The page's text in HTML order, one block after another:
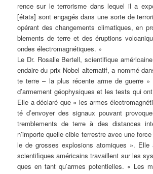
rence sur le ter­ro­ris­me dans lequel il a
[états] sont enga­gés dans une sor­te de
opé­rant des chan­ge­ments cli­ma­ti­ques, en
blem­ents de terre et des érup­ti­ons
ondes électromagnétiques. »
Le Dr. Rosa­lie Ber­tell, sci­en­ti­fi­que
en­d­ai­re du prix Nobel alter­na­tif, a nom­mé
te terre – la plus récen­te arme de guer­re
d’armement géo­phy­si­ques et les tests qui
Elle a décla­ré que « les armes
té d’envoyer des signaux pou­vant
trem­blem­ents de terre à des distances
n’importe quel­le cib­le ter­rest­re avec une
le de gros­ses explo­si­ons ato­mi­ques ». Elle
sci­en­ti­fi­ques amé­ri­cains tra­vail­lent sur les
ques en tant qu’armes poten­ti­el­les. « Les